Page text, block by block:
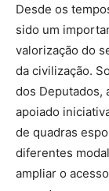
Desde os
sido um
valorização do
da civilização.
dos Deputados,
apoiado
de quadras
diferentes
ampliar o